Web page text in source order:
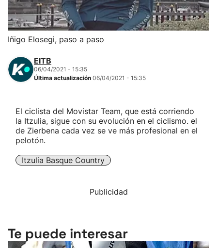
Ciclismo
Herri-kirolak
Balonmano
Atletismo
Carreras de montaña
Iñigo Elosegi, paso a paso
EITB
06/04/2021 - 15:35
Última actualización 06/04/2021 - 15:35
El ciclista del Movistar Team, que está corriendo
la Itzulia, sigue con su evolución en el ciclismo. el
de Zierbena cada vez se ve más profesional en el
pelotón.
Itzulia Basque Country
Publicidad
Te puede interesar